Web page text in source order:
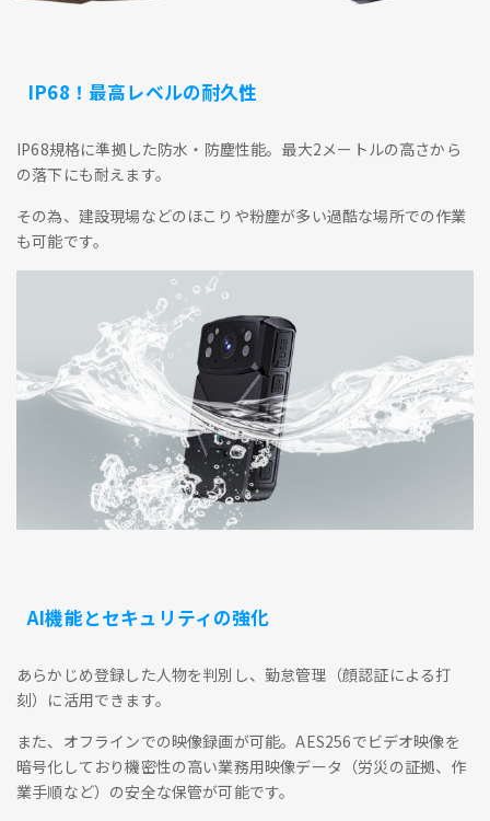
IP68！最高レベルの耐久性
IP68規格に準拠した防水・防塵性能。最大2メートルの高さから
の落下にも耐えます。
その為、建設現場などのほこりや粉塵が多い過酷な場所での作業
も可能です。
AI機能とセキュリティの強化
あらかじめ登録した人物を判別し、勤怠管理（顔認証による打
刻）に活用できます。
また、オフラインでの映像録画が可能。AES256でビデオ映像を
暗号化しており機密性の高い業務用映像データ（労災の証拠、作
業手順など）の安全な保管が可能です。